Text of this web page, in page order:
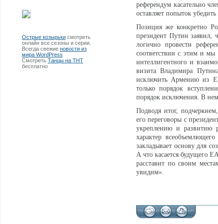
Острые козырьки смотреть
онлайн все сезоны и серии.
Всегда свежие новости из
мира WordPress
Смотреть Танцы на ТНТ
бесплатно
референдум касательно
оставляет попыток
Позиция же конкретно
президент Путин
логично провести
соответствии с этим и
интеллигентного и
визита Владимира
исключить Армению из
только порядок
порядок исключения. В
Подводя итог,
его переговоры с
укреплению и развитию
характер
закладывает основу для
А что касается будущего
расставит по своим
увидим».